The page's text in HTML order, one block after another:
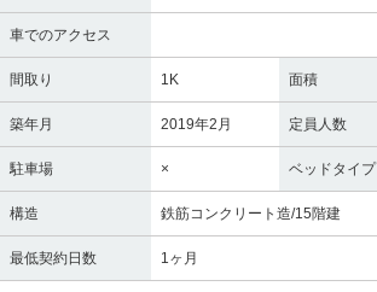
車でのアクセス
間取り 1K 面積
築年月 2019年2月 定員人数
駐車場 × ベッドタイプ
構造 鉄筋コンクリート造/15階建
最低契約日数 1ヶ月